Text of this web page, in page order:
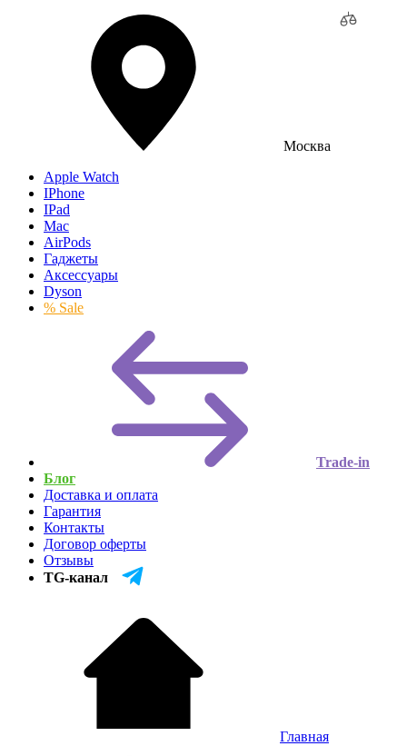
Москва
Apple Watch
IPhone
IPad
Mac
AirPods
Гаджеты
Аксессуары
Dyson
% Sale
Trade-in
Блог
Доставка и оплата
Гарантия
Контакты
Договор оферты
Отзывы
TG-канал
Главная